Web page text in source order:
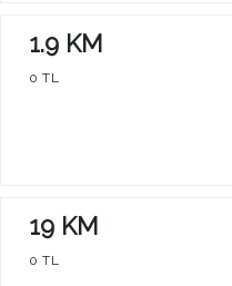
1.9 KM
0 TL
19 KM
0 TL